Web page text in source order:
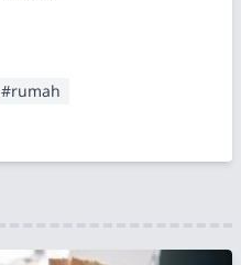
#rumah